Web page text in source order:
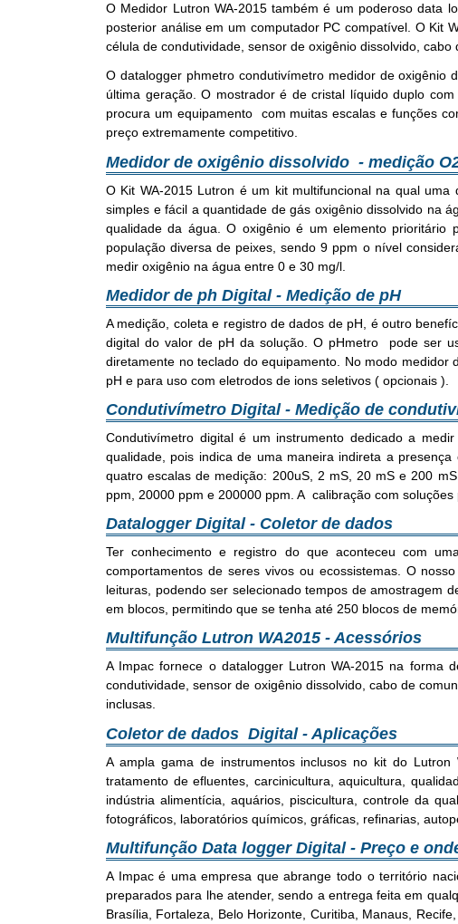
O Medidor Lutron WA-2015 também é um poderoso data
posterior análise em um computador PC compatível. O Kit
célula de condutividade, sensor de oxigênio dissolvido,
O datalogger phmetro condutivímetro medidor de oxigênio
última geração. O mostrador é de cristal líquido duplo
procura um equipamento com muitas escalas e funções
preço extremamente competitivo.
Medidor de oxigênio dissolvido - medição
O Kit WA-2015 Lutron é um kit multifuncional na qual
simples e fácil a quantidade de gás oxigênio dissolvido na
qualidade da água. O oxigênio é um elemento
população diversa de peixes, sendo 9 ppm o nível
medir oxigênio na água entre 0 e 30 mg/l.
Medidor de ph Digital - Medição de pH
A medição, coleta e registro de dados de pH, é outro
digital do valor de pH da solução. O pHmetro pode ser
diretamente no teclado do equipamento. No modo
pH e para uso com eletrodos de ions seletivos ( opcionais ).
Condutivímetro Digital - Medição de
Condutivímetro digital é um instrumento dedicado a
qualidade, pois indica de uma maneira indireta a
quatro escalas de medição: 200uS, 2 mS, 20 mS e 200
ppm, 20000 ppm e 200000 ppm. A calibração com
Datalogger Digital - Coletor de dados
Ter conhecimento e registro do que aconteceu com
comportamentos de seres vivos ou ecossistemas. O
leituras, podendo ser selecionado tempos de amostragem
em blocos, permitindo que se tenha até 250 blocos de
Multifunção Lutron WA2015 - Acessórios
A Impac fornece o datalogger Lutron WA-2015 na forma
condutividade, sensor de oxigênio dissolvido, cabo de
inclusas.
Coletor de dados Digital - Aplicações
A ampla gama de instrumentos inclusos no kit do
tratamento de efluentes, carcinicultura, aquicultura,
indústria alimentícia, aquários, piscicultura, controle da
fotográficos, laboratórios químicos, gráficas, refinarias,
Multifunção Data logger Digital - Preço e
A Impac é uma empresa que abrange todo o território
preparados para lhe atender, sendo a entrega feita em
Brasília, Fortaleza, Belo Horizonte, Curitiba, Manaus,